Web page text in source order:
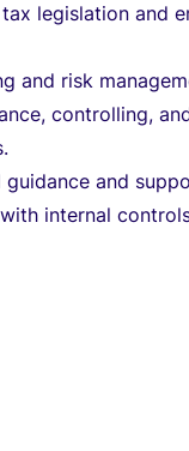
legislation and
and risk
controlling,
guidance and
internal